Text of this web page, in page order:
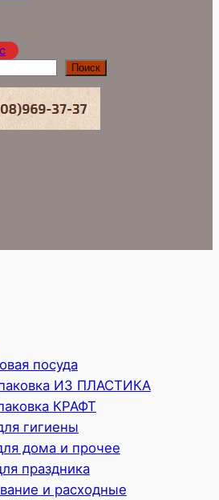
Поиск
посуда
ИЗ ПЛАСТИКА
КРАФТ
гигиены
дома и прочее
праздника
и расходные